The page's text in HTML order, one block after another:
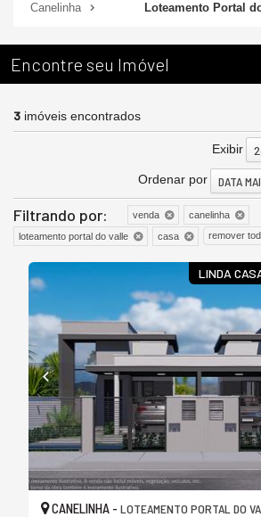
Canelinha
Loteamento Portal
Encontre seu Imóvel
3 imóveis encontrados
Exibir
Ordenar por DATA
Filtrando por: venda
canelinha
loteamento portal do valle
casa remover
LINDA
CANELINHA - LOTEAMENTO PORTAL DO